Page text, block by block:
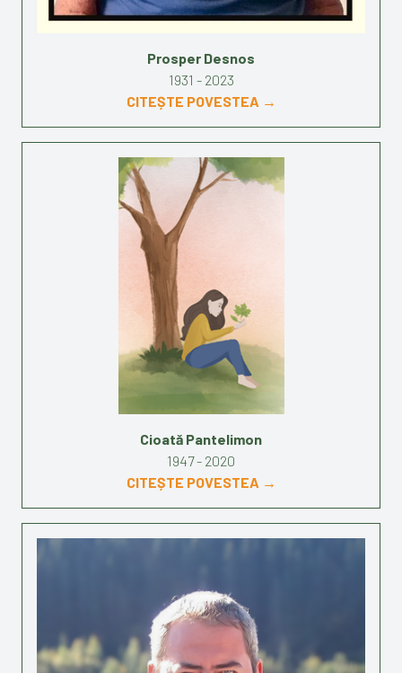
Prosper Desnos
1931 - 2023
CITEȘTE POVESTEA →
Cioată Pantelimon
1947 - 2020
CITEȘTE POVESTEA →